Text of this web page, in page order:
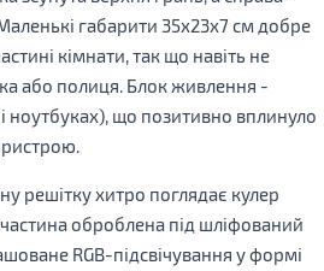
габарити 35х23х7 см добре
кімнати, так що навіть не
або полиця. Блок живлення -
ноутбуках), що позитивно вплинуло
решітку хитро поглядає кулер
оброблена під шліфований
RGB-підсвічування у формі